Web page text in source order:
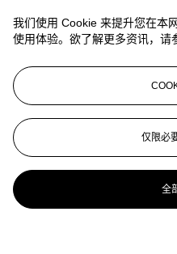
我们使用 Cookie 来提升您在本
使用体验。欲了解更多资讯，请
仅限必
全